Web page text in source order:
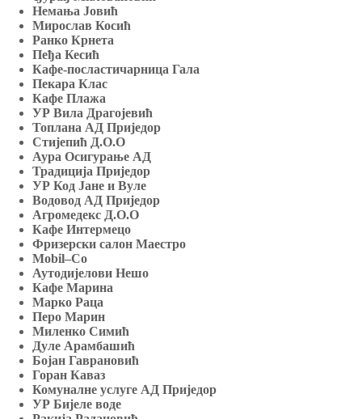
Немања Јовић
Мирослав Косић
Ранко Крнета
Пеђа Кесић
Кафе-посластичарница Гала
Пекара Клас
Кафе Плажа
УР Вила Драгојевић
Топлана АД Приједор
Стијепић Д.О.О
Аура Осигурање АД
Традиција Приједор
УР Код Јане и Вуле
Водовод АД Приједор
Агромедекс Д.О.О
Кафе Интермецо
Фризерски салон Маестро
Mobil–Co
Аутодијелови Нешо
Кафе Марина
Марко Раца
Перо Марин
Миленко Симић
Дуле Арамбашић
Бојан Гаврановић
Горан Каваз
Комуналне услуге АД Приједор
УР Бијеле воде